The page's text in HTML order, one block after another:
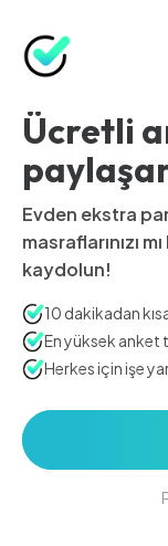
Ücretli
Evden ekstra
masraflarınızı
kaydolun!
10 dakikadan
En yüksek anket
Herkes için işe